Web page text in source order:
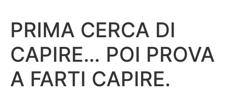
PRIMA CERCA DI
CAPIRE… POI PROVA
A FARTI CAPIRE.